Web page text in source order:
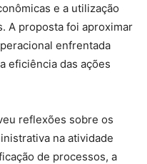
e a utilização
A proposta foi aproximar
enfrentada
eficiência das ações
reflexões sobre os
na atividade
de processos, a